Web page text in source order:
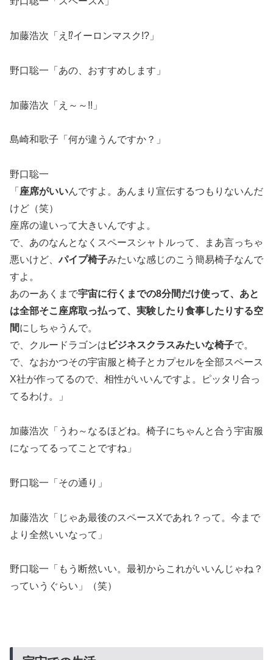
加藤浩次「え⁉イーロンマスク!?」
野口聡一「あの、おすすめします」
加藤浩次「え～～!!」
島崎和歌子「何が違うんですか？」
野口聡一
「 座席がいいんですよ。あんまり宣伝するつもりないんだ
けど（笑）
座席の違いって大きいんですよ。
で、あのなんとなくスペースシャトルって、まあ言っちゃ
悪いけど、パイプ椅子みたいな感じのこう簡易椅子なんで
すよ。
あのーあくまで宇宙に行くまでの8分間だけ使って、あと
は全部そこ座席取っ払って、実験したり食事したりする空
間にしちゃうんで。
で、クルードラゴンは ビジネスクラスみたいな椅子で。
で、なおかつその宇宙服と椅子とカプセルを全部スペース
X社が作ってるので、相性がいいんですよ。ピッタリ合っ
てるわけ。」
加藤浩次「うわ～なるほどね。椅子にちゃんと合う宇宙服
になってるってことですね」
野口聡一「その通り」
加藤浩次「じゃあ最後のスペースXであれ？って。今まで
より全然いいなって」
野口聡一「もう断然いい。最初からこれがいいんじゃね？
っていうぐらい」（笑）